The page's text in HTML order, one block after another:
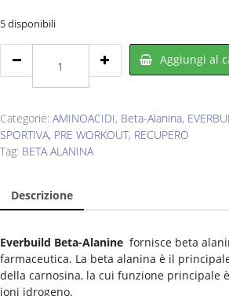
€40,00.
5 disponibili
Betaalanine
200
quantity
Aggiungi al
Categorie: AMINOACIDI, Beta-Alanina,
SPORTIVA, PRE WORKOUT, RECUPERO
Tag: BETA ALANINA
Descrizione
Everbuild Beta-Alanine fornisce beta
farmaceutica. La beta alanina è il
della carnosina, la cui funzione principale
ioni idrogeno.